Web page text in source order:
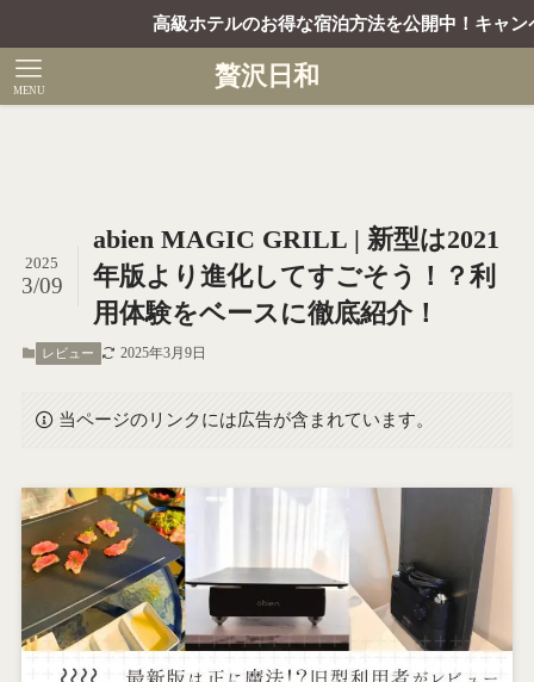
高級ホテルのお得な宿泊方法を公開中！キャンペーンコ
贅沢日和
MENU
abien MAGIC GRILL | 新型は2021
年版より進化してすごそう！？利
用体験をベースに徹底紹介！
2025
3/09
レビュー 2025年3月9日
当ページのリンクには広告が含まれています。